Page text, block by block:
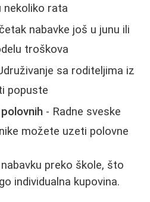
nekoliko rata
nabavke još u junu ili
troškova
sa roditeljima iz
popuste
- Radne sveske
možete uzeti polovne
preko škole, što
individualna kupovina.